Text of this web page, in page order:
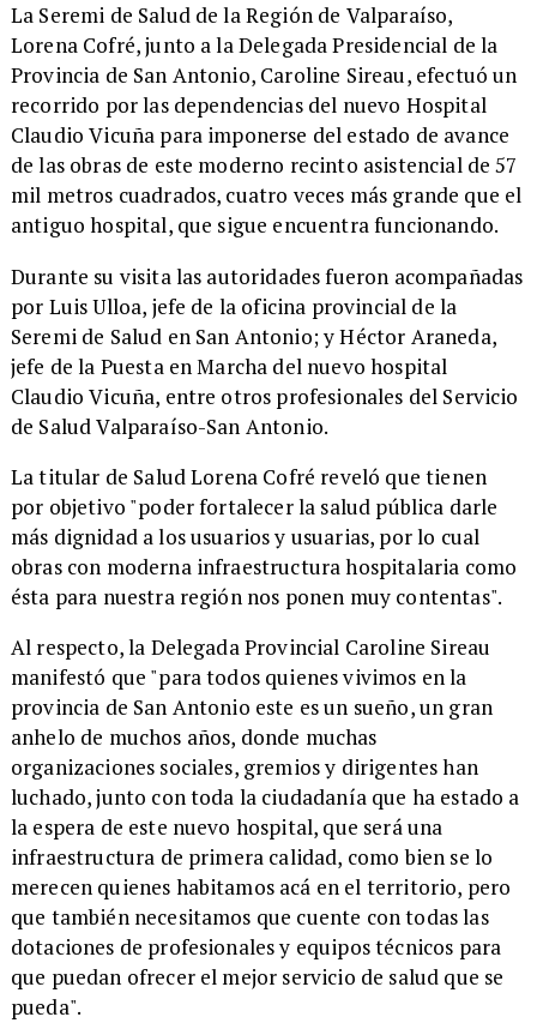
La Seremi de Salud de la Región de Valparaíso,
Lorena Cofré, junto a la Delegada Presidencial de la
Provincia de San Antonio, Caroline Sireau, efectuó un
recorrido por las dependencias del nuevo Hospital
Claudio Vicuña para imponerse del estado de avance
de las obras de este moderno recinto asistencial de 57
mil metros cuadrados, cuatro veces más grande que el
antiguo hospital, que sigue encuentra funcionando.
Durante su visitalas autoridades fueron acompañadas
por Luis Ulloa, jefe de la oficina provincial de la
Seremi de Salud en San Antonio; y Héctor Araneda,
jefe de la Puesta en Marcha del nuevo hospital
Claudio Vicuña, entre otros profesionales del Servicio
de Salud Valparaíso-San Antonio.
La titular de Salud Lorena Cofré reveló que tienen
por objetivo "poder fortalecer la salud pública darle
más dignidad a los usuarios y usuarias, por lo cual
obras con moderna infraestructura hospitalaria como
ésta para nuestra región nos ponen muy contentas".
Al respecto, la Delegada Provincial Caroline Sireau
manifestó que "para todos quienes vivimos en la
provincia de San Antonio este es un sueño, un gran
anhelo de muchos años, donde muchas
organizaciones sociales, gremios y dirigentes han
luchado, junto con toda la ciudadanía que ha estado a
la espera de este nuevo hospital, que será una
infraestructura de primera calidad, como bien se lo
merecen quienes habitamos acá en el territorio, pero
que también necesitamos que cuente con todas las
dotaciones de profesionales y equipos técnicos para
que puedan ofrecer el mejor servicio de salud que se
pueda".